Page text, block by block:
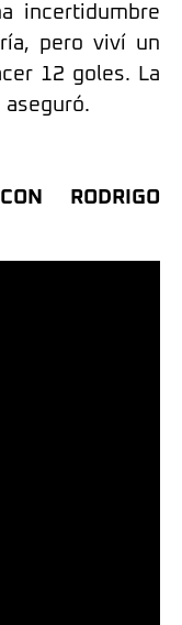
incertidumbre
pero viví un
12 goles. La
aseguró.
RODRIGO